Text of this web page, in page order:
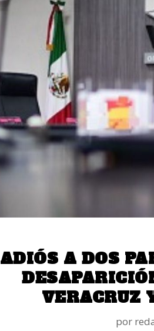
ADIÓS A DOS
VERACRUZ
por